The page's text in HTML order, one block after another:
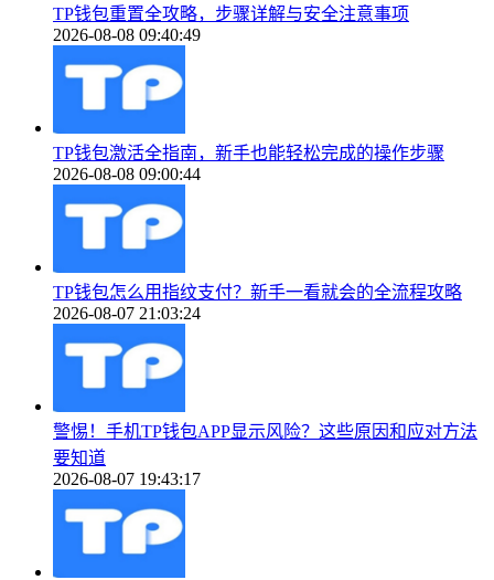
TP钱包重置全攻略，步骤详解与安全注意事项
2026-08-08 09:40:49
TP钱包激活全指南，新手也能轻松完成的操作步骤
2026-08-08 09:00:44
TP钱包怎么用指纹支付？新手一看就会的全流程攻略
2026-08-07 21:03:24
警惕！手机TP钱包APP显示风险？这些原因和应对方法
要知道
2026-08-07 19:43:17